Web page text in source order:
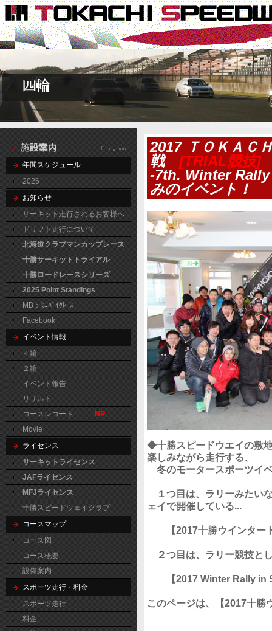
年間スケジュール
2026
お知らせ
サーキット走行されるお客様へ
ドリフト走行について
北海道クラブマンカップレース
十勝サーキットトライアル
十勝ロードレースシリーズ
2025 Point Standings
MB：ﾐﾆﾊﾞｲｸﾚｰｽ
Facebook
イベント情報
４輪
２輪
イベント報告
リザルト
コースレコード
NR
Movie
ライセンス
サーキットライセンス
JAFライセンス
MFJライセンス
十勝スピードウェイクラブ
コースマップ
コース図
コース概要
設備案内
スポーツ走行・料金
スポーツ走行
料金
2017 ＴＯＫＡＣ
戦 [TRIAL競技]
-7th. Winter Rally
みのイベント！
◆十勝スピードウエイの敷
楽しみながら走行する、
冬のモータースポーツイ
１つ目は、ラリーみたい
ェイで開催している...
【2017十勝ウインタ
２つ目は、ラリー競技と
【2017 Winter Rally
このページは、 【2017十